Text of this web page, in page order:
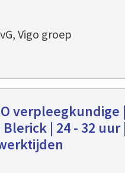
Vigo groep
verpleegkundige |
| 24 - 32 uur |